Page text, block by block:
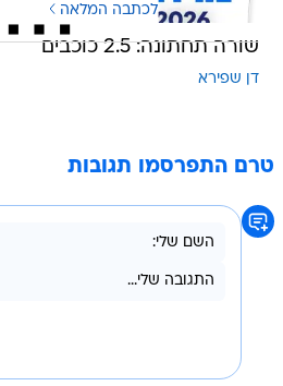
לכתבה המלאה
שורה תחתונה: 2.5 כוכבים
דן שפירא
טרם התפרסמו תגובות